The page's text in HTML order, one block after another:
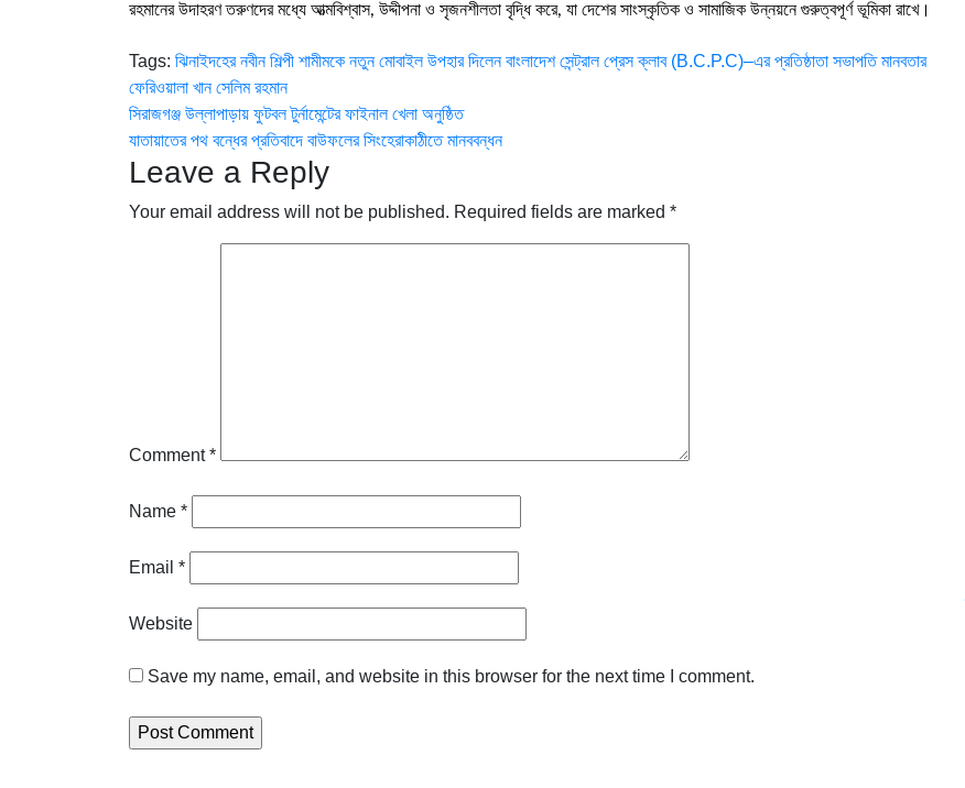
রহমানের উদাহরণ তরুণদের মধ্যে আত্মবিশ্বাস, উদ্দীপনা ও সৃজনশীলতা বৃদ্ধি করে, যা দেশের সাংস্কৃতিক ও সামাজিক উন্নয়নে গুরুত্বপূর্ণ ভূমিকা রাখে।
Tags: ঝিনাইদহের নবীন শিল্পী শামীমকে নতুন মোবাইল উপহার দিলেন বাংলাদেশ সেন্ট্রাল প্রেস ক্লাব (B.C.P.C)–এর প্রতিষ্ঠাতা সভাপতি মানবতার
ফেরিওয়ালা খান সেলিম রহমান
Post
navigation
সিরাজগঞ্জ উল্লাপাড়ায় ফুটবল টুর্নামেন্টের ফাইনাল খেলা অনুষ্ঠিত
যাতায়াতের পথ বন্ধের প্রতিবাদে বাউফলের সিংহেরাকাঠীতে মানববন্ধন
Leave a Reply
Your email address will not be published. Required fields are marked *
Comment*
Name *
Email *
Website
Save my name, email, and website in this browser for the next time I comment.